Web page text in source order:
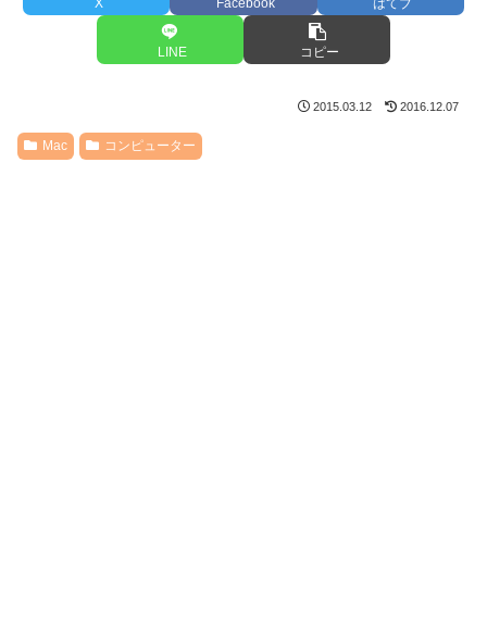
X Facebook はてブ
LINE コピー
2015.03.12 2016.12.07
Mac コンピューター